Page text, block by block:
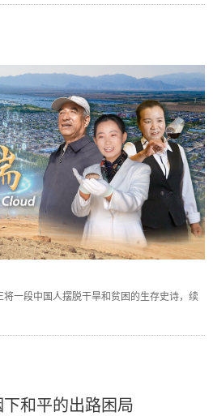
一段中国人摆脱干旱和贫困的生存史诗，续
和平的出路困局